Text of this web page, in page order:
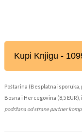
Kupi Knjigu -
Poštarina (Besplatna isporuka,
Bosna i Hercegovina (8,5
podržana od strane partner